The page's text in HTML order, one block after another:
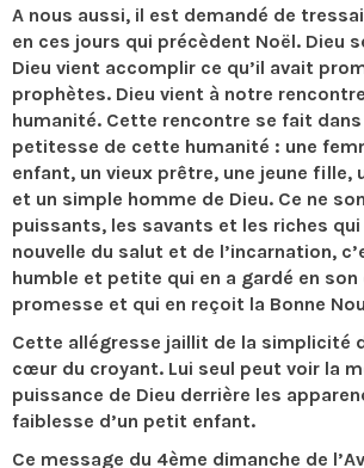
A nous aussi, il est demandé de
en ces jours qui précèdent Noël. Dieu
Dieu vient accomplir ce qu’il avait
prophètes. Dieu vient à notre
humanité. Cette rencontre se fait
petitesse de cette humanité : une
enfant, un vieux prêtre, une jeune fille,
et un simple homme de Dieu. Ce ne
puissants, les savants et les riches
nouvelle du salut et de l’incarnation,
humble et petite qui en a gardé en
promesse et qui en reçoit la Bonne
Cette allégresse jaillit de la simplicité
cœur du croyant. Lui seul peut voir la
puissance de Dieu derrière les
faiblesse d’un petit enfant.
Ce message du 4ème dimanche de